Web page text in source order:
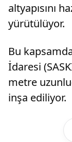
altyapısını
yürütülüyor.
Bu
İdaresi
metre
inşa ediliyor.